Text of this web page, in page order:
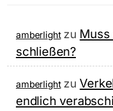
amberlightzu Muss
schließen?
amberlightzu
endlich